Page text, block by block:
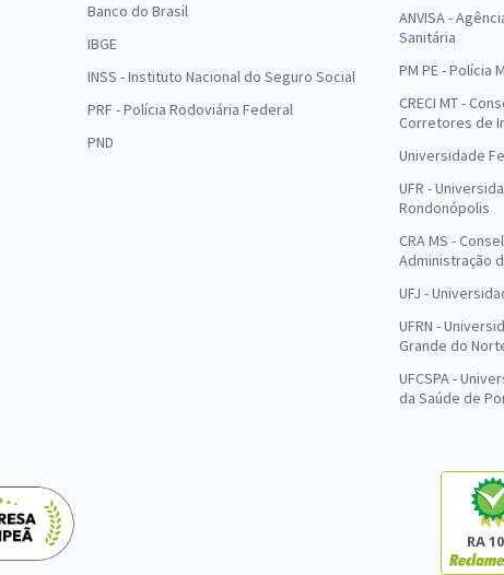
Banco do Brasil
IBGE
INSS - Instituto Nacional do Seguro Social
PRF - Polícia Rodoviária Federal
PND
ANVISA -
Sanitária
PM PE - Polícia
CRECI MT -
Corretores de
Universidade
UFR -
Rondonópolis
CRA MS -
Administração
UFJ -
UFRN -
Grande do
UFCSPA -
da Saúde de
RA